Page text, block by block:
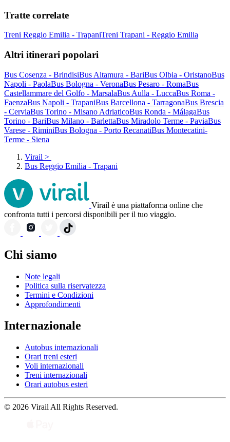
Tratte correlate
Treni Reggio Emilia - TrapaniTreni Trapani - Reggio Emilia
Altri itinerari popolari
Bus Cosenza - BrindisiBus Altamura - BariBus Olbia - OristanoBus
Napoli - PaolaBus Bologna - VeronaBus Pesaro - RomaBus
Castellammare del Golfo - MarsalaBus Aulla - LuccaBus Roma -
FaenzaBus Napoli - TrapaniBus Barcellona - TarragonaBus Brescia
- CerviaBus Torino - Misano AdriaticoBus Ronda - MálagaBus
Torino - BariBus Milano - BarlettaBus Miradolo Terme - PaviaBus
Varese - RiminiBus Bologna - Porto RecanatiBus Montecatini-
Terme - Siena
Virail >
Bus Reggio Emilia - Trapani
Virail è una piattaforma online che
confronta tutti i percorsi disponibili per il tuo viaggio.
Chi siamo
Note legali
Politica sulla riservatezza
Termini e Condizioni
Approfondimenti
Internazionale
Autobus internazionali
Orari treni esteri
Voli internazionali
Treni internazionali
Orari autobus esteri
© 2026 Virail All Rights Reserved.